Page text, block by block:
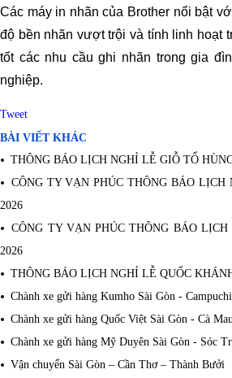
Các máy in nhãn của Brother nổi bật
độ bền nhãn vượt trội và tính linh hoạt
tốt các nhu cầu ghi nhãn trong gia
nghiệp.
Tweet
BÀI VIẾT KHÁC
THÔNG BÁO LỊCH NGHỈ LỄ GIỖ TỔ
CÔNG TY VẠN PHÚC THÔNG BÁO
2026
CÔNG TY VẠN PHÚC THÔNG BÁO
2026
THÔNG BÁO LỊCH NGHỈ LỄ QUỐC
Chành xe gửi hàng Kumho Sài Gòn -
Chành xe gửi hàng Quốc Việt Sài Gòn - Cà
Chành xe gửi hàng Mỹ Duyên Sài Gòn - Sóc
Vận chuyển Sài Gòn – Cần Thơ – Thành Bưởi